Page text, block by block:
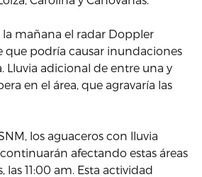
la mañana el radar Doppler
que podría causar inundaciones
Lluvia adicional de entre una y
en el área, que agravaría las
los aguaceros con lluvia
afectando estas áreas
las 11:00 am. Esta actividad